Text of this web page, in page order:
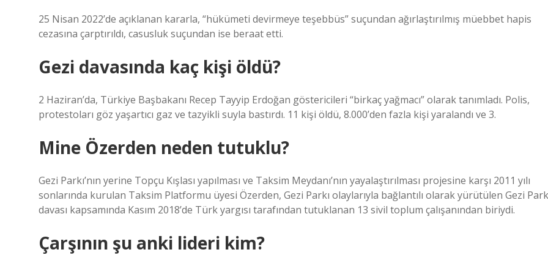
25 Nisan 2022’de açıklanan kararla, “hükümeti devirmeye teşebbüs” suçundan ağırlaştırılmış müebbet hapis
cezasına çarptırıldı, casusluk suçundan ise beraat etti.
Gezi davasında kaç kişi öldü?
2 Haziran’da, Türkiye Başbakanı Recep Tayyip Erdoğan göstericileri “birkaç yağmacı” olarak tanımladı. Polis,
protestoları göz yaşartıcı gaz ve tazyikli suyla bastırdı. 11 kişi öldü, 8.000’den fazla kişi yaralandı ve 3.
Mine Özerden neden tutuklu?
Gezi Parkı’nın yerine Topçu Kışlası yapılması ve Taksim Meydanı’nın yayalaştırılması projesine karşı 2011 yılı
sonlarında kurulan Taksim Platformu üyesi Özerden, Gezi Parkı olaylarıyla bağlantılı olarak yürütülen Gezi
davası kapsamında Kasım 2018’de Türk yargısı tarafından tutuklanan 13 sivil toplum çalışanından biriydi.
Çarşının şu anki lideri kim?